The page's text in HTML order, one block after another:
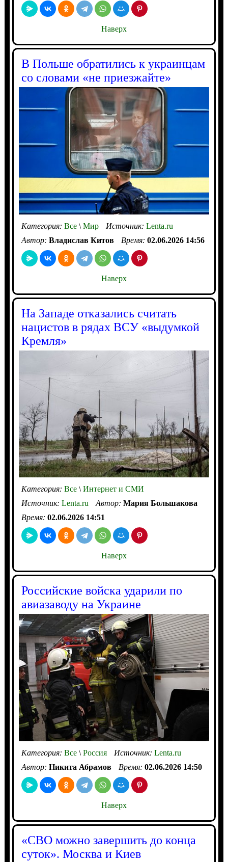
Наверх
В Польше обратились к украинцам
со словами «не приезжайте»
Категория: Все\Мир Источник: Lenta.ru
Автор: Владислав Китов Время: 02.06.2026 14:56
Наверх
На Западе отказались считать
нацистов в рядах ВСУ «выдумкой
Кремля»
Категория: Все\Интернет и СМИ
Источник: Lenta.ru Автор: Мария Большакова
Время: 02.06.2026 14:51
Наверх
Российские войска ударили по
авиазаводу на Украине
Категория: Все\Россия Источник: Lenta.ru
Автор: Никита Абрамов Время: 02.06.2026 14:50
Наверх
«СВО можно завершить до конца
суток». Москва и Киев